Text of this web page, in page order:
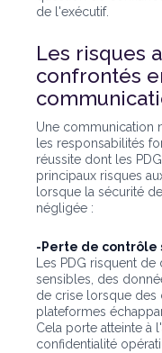
de l'exécutif.
Les risques
confrontés
Une communication
les responsabilités
réussite dont les
principaux risques
lorsque la sécurité
négligée :
-Perte de contrôle
Les PDG risquent
sensibles, des
de crise lorsque des
plateformes
Cela porte atteinte à
confidentialité